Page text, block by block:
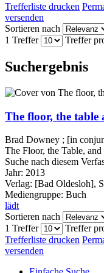
Trefferliste drucken
versenden
Sortieren nach
1 Treffer
Treffer
Suchergebnis
The floor, the table
Brad Downey ; [in
The Floor, the Table,
Suche nach diesem
Jahr: 2013
Verlag: [Bad Oldesloh],
Mediengruppe: Buch
lädt
Sortieren nach
1 Treffer
Treffer
Trefferliste drucken
versenden